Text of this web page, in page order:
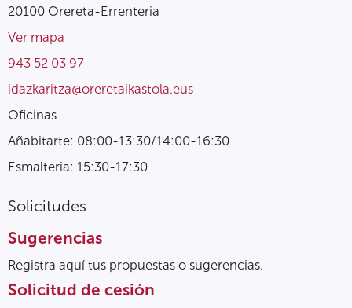
20100 Orereta-Errenteria
Ver mapa
943 52 03 97
idazkaritza@oreretaikastola.eus
Oficinas
Añabitarte: 08:00-13:30/14:00-16:30
Esmalteria: 15:30-17:30
Solicitudes
Sugerencias
Registra aquí tus propuestas o sugerencias.
Solicitud de cesión